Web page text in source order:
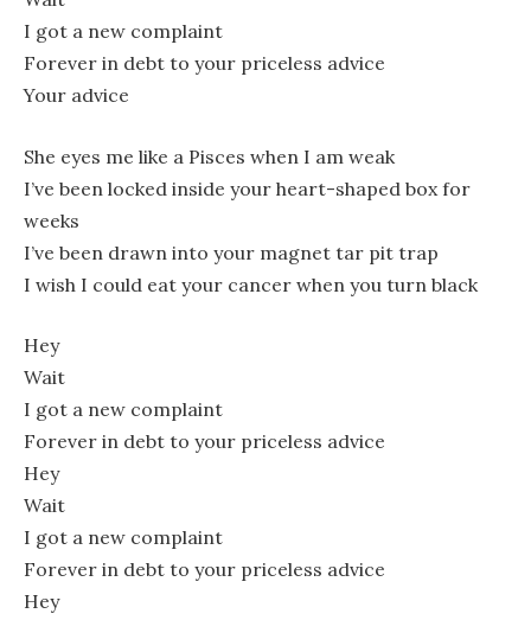
I got a new complaint
Forever in debt to your priceless advice
Your advice
She eyes me like a Pisces when I am weak
I’ve been locked inside your heart-shaped box for
weeks
I’ve been drawn into your magnet tar pit trap
I wish I could eat your cancer when you turn black
Hey
Wait
I got a new complaint
Forever in debt to your priceless advice
Hey
Wait
I got a new complaint
Forever in debt to your priceless advice
Hey